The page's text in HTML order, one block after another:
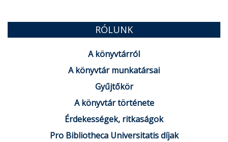
RÓLUNK
A könyvtárról
A könyvtár munkatársai
Gyűjtőkör
A könyvtár története
Érdekességek, ritkaságok
Pro Bibliotheca Universitatis díjak